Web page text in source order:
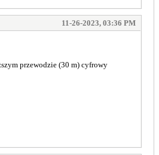
11-26-2023, 03:36 PM
przewodzie (30 m) cyfrowy